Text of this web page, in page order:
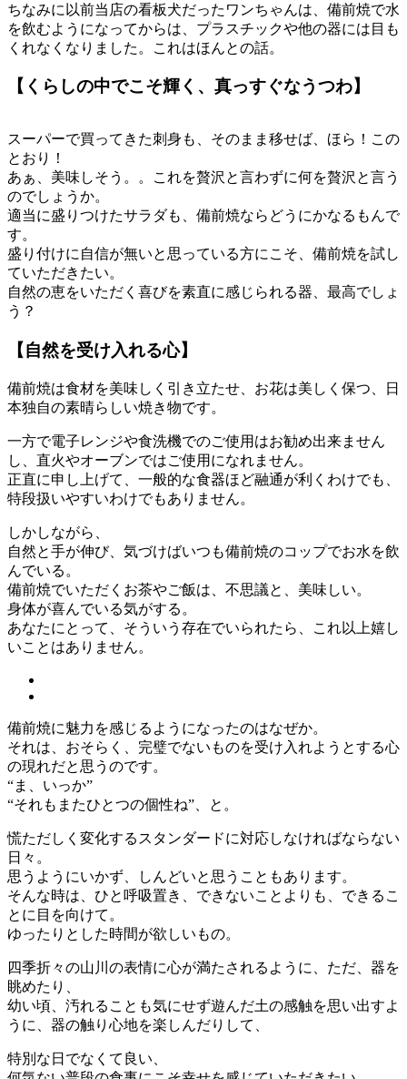
ちなみに以前当店の看板犬だったワンちゃんは、備前焼で水
を飲むようになってからは、プラスチックや他の器には目も
くれなくなりました。これはほんとの話。
【くらしの中でこそ輝く、真っすぐなうつわ】
スーパーで買ってきた刺身も、そのまま移せば、ほら！この
とおり！
あぁ、美味しそう。。これを贅沢と言わずに何を贅沢と言う
のでしょうか。
適当に盛りつけたサラダも、備前焼ならどうにかなるもんで
す。
盛り付けに自信が無いと思っている方にこそ、備前焼を試し
ていただきたい。
自然の恵をいただく喜びを素直に感じられる器、最高でしょ
う？
【自然を受け入れる心】
備前焼は食材を美味しく引き立たせ、お花は美しく保つ、日
本独自の素晴らしい焼き物です。
一方で電子レンジや食洗機でのご使用はお勧め出来ません
し、直火やオーブンではご使用になれません。
正直に申し上げて、一般的な食器ほど融通が利くわけでも、
特段扱いやすいわけでもありません。
しかしながら、
自然と手が伸び、気づけばいつも備前焼のコップでお水を飲
んでいる。
備前焼でいただくお茶やご飯は、不思議と、美味しい。
身体が喜んでいる気がする。
あなたにとって、そういう存在でいられたら、これ以上嬉し
いことはありません。
備前焼に魅力を感じるようになったのはなぜか。
それは、おそらく、完璧でないものを受け入れようとする心
の現れだと思うのです。
“ま、いっか”
“それもまたひとつの個性ね”、と。
慌ただしく変化するスタンダードに対応しなければならない
日々。
思うようにいかず、しんどいと思うこともあります。
そんな時は、ひと呼吸置き、できないことよりも、できるこ
とに目を向けて。
ゆったりとした時間が欲しいもの。
四季折々の山川の表情に心が満たされるように、ただ、器を
眺めたり、
幼い頃、汚れることも気にせず遊んだ土の感触を思い出すよ
うに、器の触り心地を楽しんだりして、
特別な日でなくて良い、